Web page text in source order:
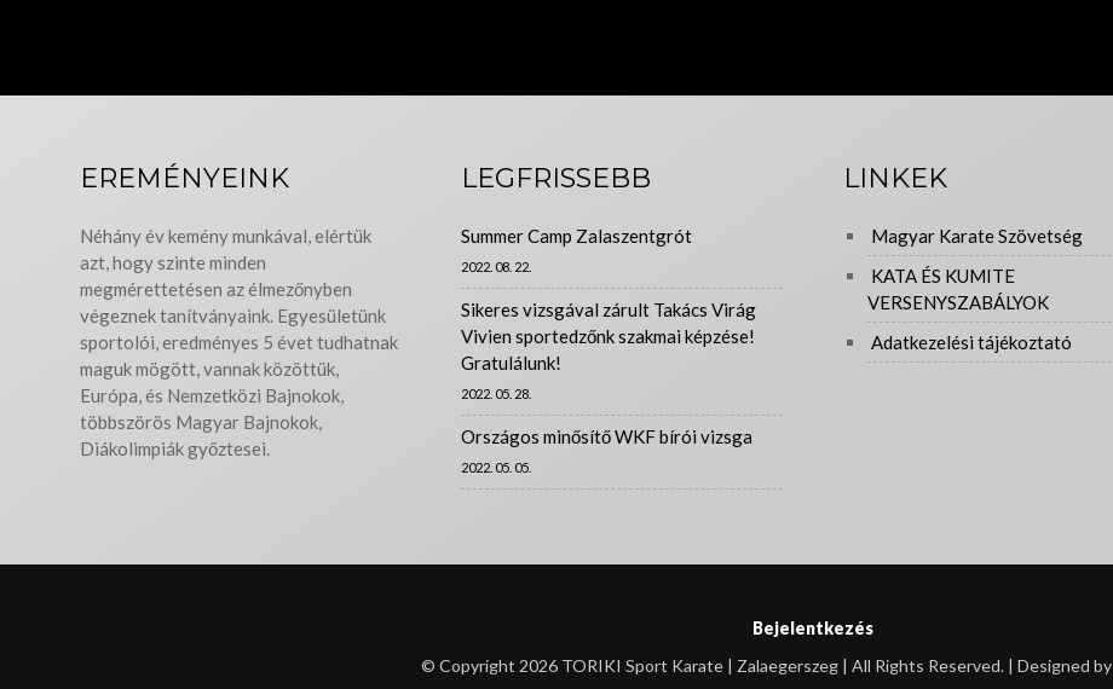
EREMÉNYEINK
Néhány év kemény munkával, elértük
azt, hogy szinte minden
megmérettetésen az élmezőnyben
végeznek tanítványaink. Egyesületünk
sportolói, eredményes 5 évet tudhatnak
maguk mögött, vannak közöttük,
Európa, és Nemzetközi Bajnokok,
többszörös Magyar Bajnokok,
Diákolimpiák győztesei.
LEGFRISSEBB
Summer Camp Zalaszentgrót
2022. 08. 22.
Sikeres vizsgával zárult Takács Virág
Vivien sportedzőnk szakmai képzése!
Gratulálunk!
2022. 05. 28.
Országos minősítő WKF bírói vizsga
2022. 05. 05.
LINKEK
Magyar Karate Szövetség
KATA ÉS KUMITE
VERSENYSZABÁLYOK
Adatkezelési tájékoztató
Bejelentkezés
© Copyright 2026 TORIKI Sport Karate | Zalaegerszeg | All Rights Reserved. | Designed by